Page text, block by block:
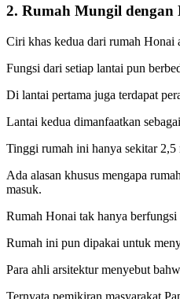
2. Rumah Mungil dengan
Ciri khas kedua dari rumah Honai
Fungsi dari setiap lantai pun
Di lantai pertama juga terdapat
Lantai kedua dimanfaatkan
Tinggi rumah ini hanya sekitar
Ada alasan khusus mengapa
masuk.
Rumah Honai tak hanya
Rumah ini pun dipakai untuk
Para ahli arsitektur menyebut
Ternyata pemikiran masyarakat